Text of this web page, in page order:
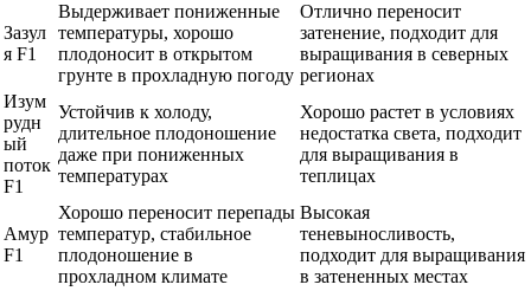
Зазул
я F1
Выдерживает пониженные
температуры, хорошо
плодоносит в открытом
грунте в прохладную погоду
Отлично переносит
затенение, подходит для
выращивания в северных
регионах
Изум
рудн
ый
поток
F1
Устойчив к холоду,
длительное плодоношение
даже при пониженных
температурах
Хорошо растет в условиях
недостатка света, подходит
для выращивания в
теплицах
Амур
F1
Хорошо переносит перепады
температур, стабильное
плодоношение в
прохладном климате
Высокая
теневыносливость,
подходит для выращивания
в затененных местах